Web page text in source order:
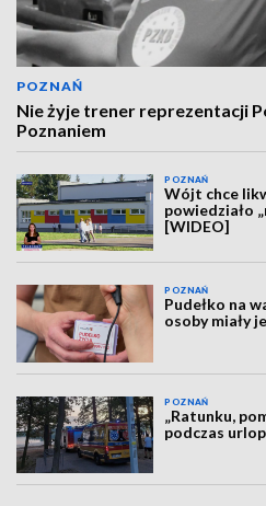
POZNAŃ
Nie żyje trener reprezentacji
Poznaniem
POZNAŃ
Wójt chce
powiedziało
[WIDEO]
POZNAŃ
Pudełko na
osoby miały
POZNAŃ
„Ratunku,
podczas